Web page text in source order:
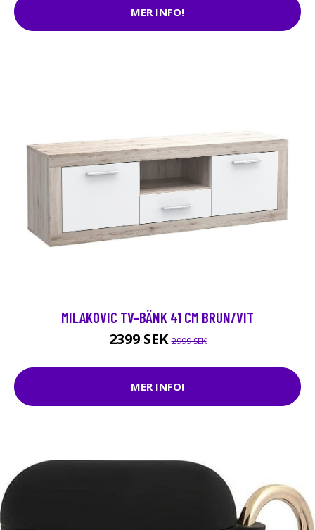
MER INFO!
MILAKOVIC TV-BÄNK 41 CM BRUN/VIT
2399 SEK2999 SEK
MER INFO!